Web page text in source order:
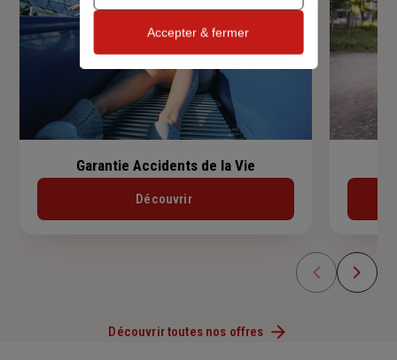
Garantie Accidents de la Vie
Découvrir
Découvrir toutes nos offres
Accepter & fermer